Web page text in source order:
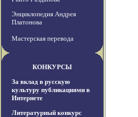
Энциклопедия Андрея
Платонова
Мастерская перевода
КОНКУРСЫ
За вклад в русскую
культуру публикациями в
Интернете
Литературный конкурс